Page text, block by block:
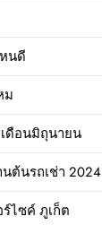
นดี
ม
เดือนมิถุนายน
นต้นรถเช่า 2024
ร์ไซค์ ภูเก็ต